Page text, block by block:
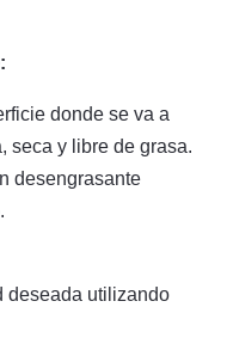
donde se va a
seca y libre de grasa.
desengrasante
deseada utilizando